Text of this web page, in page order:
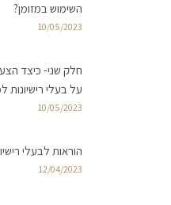
השימוש במזומן?
10/05/2023
חלק שני- כיצד
על בעלי רישיונות
10/05/2023
הוראות לבעלי
12/04/2023